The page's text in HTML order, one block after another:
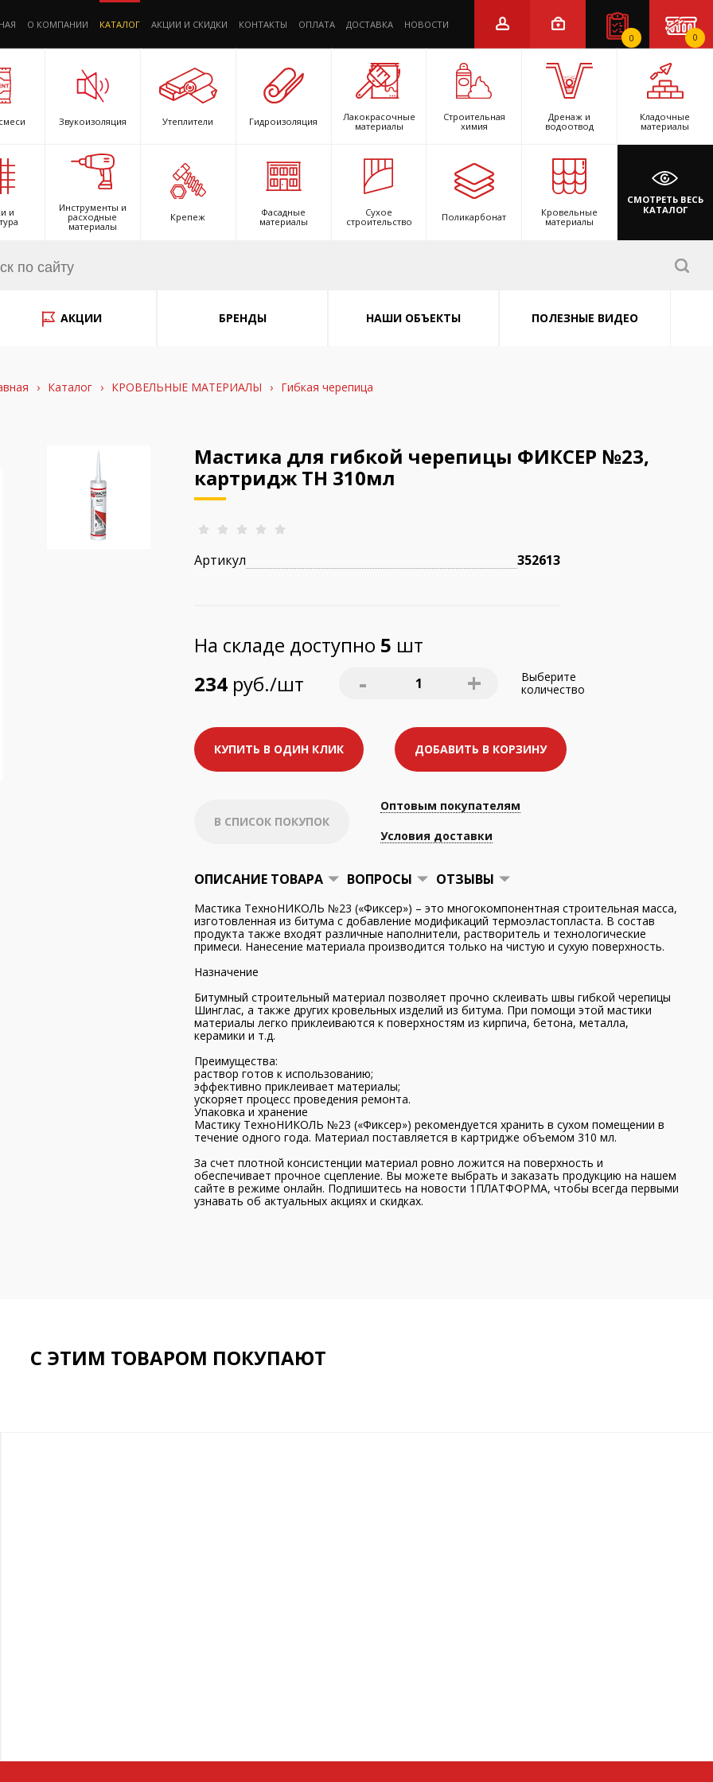
О КОМПАНИИ КАТАЛОГ АКЦИИ И СКИДКИ КОНТАКТЫ ОПЛАТА ДОСТАВКА НОВОСТИ
0 0
Звукоизоляция Утеплители Гидроизоляция
Лакокрасочные
материалы
Строительная
химия
Дренаж и
водоотвод
Кладочные
материалы
и
Инструменты и
расходные
материалы
Крепеж
Фасадные
материалы
Сухое
строительство
Поликарбонат
Кровельные
материалы
СМОТРЕТЬ ВЕСЬ
КАТАЛОГ
АКЦИИ БРЕНДЫ НАШИ ОБЪЕКТЫ ПОЛЕЗНЫЕ ВИДЕО
› Каталог › КРОВЕЛЬНЫЕ МАТЕРИАЛЫ › Гибкая черепица
Мастика для гибкой черепицы ФИКСЕР №23,
картридж ТН 310мл
Артикул 352613
На складе доступно 5 шт
234 руб./шт - 1 +
Выберите
количество
КУПИТЬ В ОДИН КЛИК ДОБАВИТЬ В КОРЗИНУ
В СПИСОК ПОКУПОК
Оптовым покупателям
Условия доставки
ОПИСАНИЕ ТОВАРА ВОПРОСЫ ОТЗЫВЫ
Мастика ТехноНИКОЛЬ №23 («Фиксер») – это многокомпонентная строительная масса,
изготовленная из битума с добавление модификаций термоэластопласта. В состав
продукта также входят различные наполнители, растворитель и технологические
примеси. Нанесение материала производится только на чистую и сухую поверхность.
Назначение
Битумный строительный материал позволяет прочно склеивать швы гибкой черепицы
Шинглас, а также других кровельных изделий из битума. При помощи этой мастики
материалы легко приклеиваются к поверхностям из кирпича, бетона, металла,
керамики и т.д.
Преимущества:
раствор готов к использованию;
эффективно приклеивает материалы;
ускоряет процесс проведения ремонта.
Упаковка и хранение
Мастику ТехноНИКОЛЬ №23 («Фиксер») рекомендуется хранить в сухом помещении в
течение одного года. Материал поставляется в картридже объемом 310 мл.
За счет плотной консистенции материал ровно ложится на поверхность и
обеспечивает прочное сцепление. Вы можете выбрать и заказать продукцию на нашем
сайте в режиме онлайн. Подпишитесь на новости 1ПЛАТФОРМА, чтобы всегда первыми
узнавать об актуальных акциях и скидках.
С ЭТИМ ТОВАРОМ ПОКУПАЮТ